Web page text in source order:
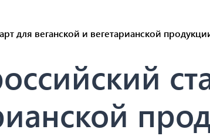
для веганской и вегетарианской